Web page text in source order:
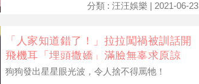
分類 : 汪汪娛樂 | 2021-06-23
「人家知道錯了！」拉拉闖禍被訓話開
飛機耳「埋頭撒嬌」滿臉無辜求原諒
狗狗發出星星眼光波，令人捨不得罵牠！